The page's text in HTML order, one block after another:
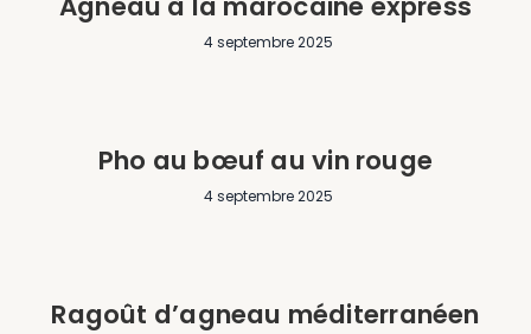
4 septembre 2025
Pho au bœuf au vin rouge
4 septembre 2025
Ragoût d’agneau méditerranéen